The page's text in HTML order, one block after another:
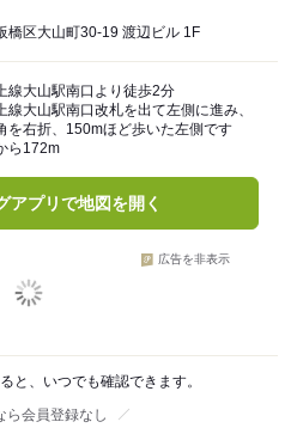
橋区大山町30-19 渡辺ビル 1F
線大山駅南口より徒歩2分
線大山駅南口改札を出て左側に進み、
を右折、150mほど歩いた左側です
ら172m
アプリで地図を開く
広告を非表示
と、いつでも確認できます。
ら会員登録なし